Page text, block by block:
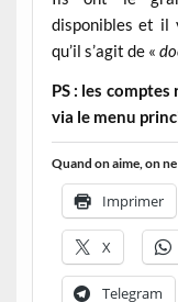
disponibles et il
qu’il s’agit de «
PS : les
via le menu
Quand on aime, on
Imprimer
X
Telegram